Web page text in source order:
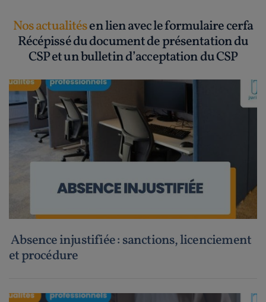
Nos actualitésen lien avec le formulaire cerfa
Récépissé du document de présentation du
CSP et un bulletin d’acceptation du CSP
Absence injustifiée : sanctions, licenciement
et procédure